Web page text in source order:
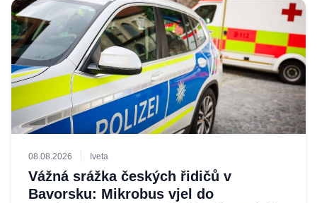
08.08.2026 Iveta
Vážná srážka českých řidičů v
Bavorsku: Mikrobus vjel do